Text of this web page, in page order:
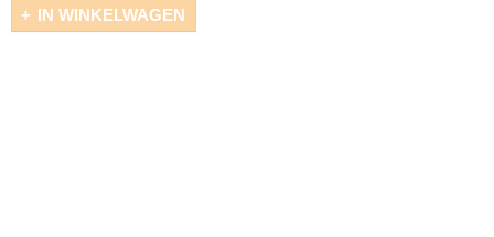
IN WINKELWAGEN